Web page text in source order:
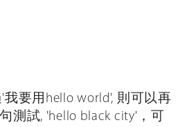
要用hello world', 則可以再
測試, 'hello black city'，可